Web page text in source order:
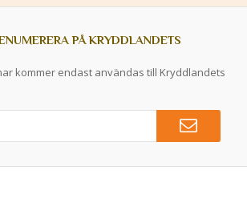
PÅ KRYDDLANDETS
kommer endast användas till Kryddlandets